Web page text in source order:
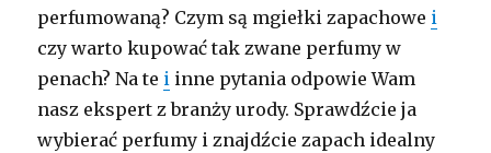
perfumowaną? Czym są mgiełki zapachowe i
czy warto kupować tak zwane perfumy w
penach? Na te i inne pytania odpowie Wam
nasz ekspert z branży urody. Sprawdźcie ja
wybierać perfumy i znajdźcie zapach idealny